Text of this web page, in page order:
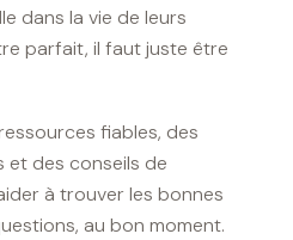
dans la vie de leurs
parfait, il faut juste être
fiables, des
et des conseils de
à trouver les bonnes
au bon moment.